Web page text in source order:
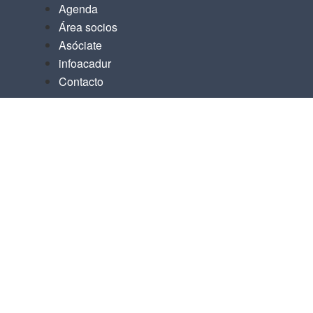
Agenda
Área socios
Asóciate
infoacadur
Contacto